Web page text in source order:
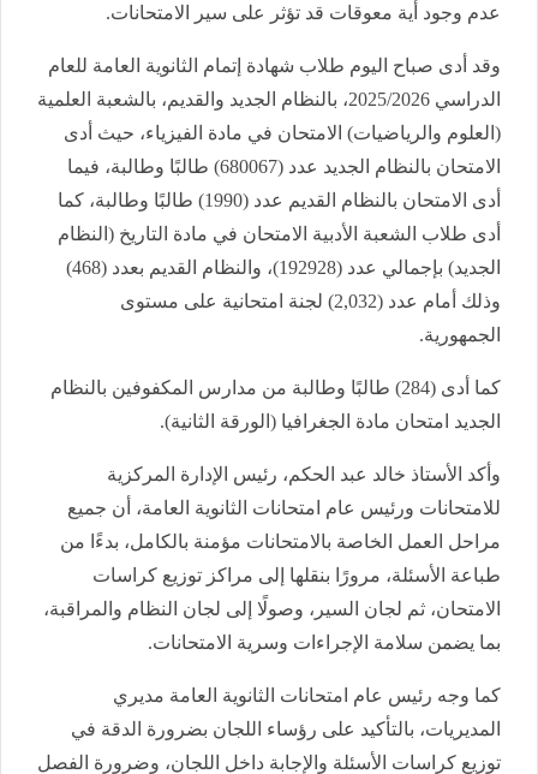
عدم وجود أية معوقات قد تؤثر على سير الامتحانات.
وقد أدى صباح اليوم طلاب شهادة إتمام الثانوية العامة للعام
الدراسي 2025/2026، بالنظام الجديد والقديم، بالشعبة العلمية
(العلوم والرياضيات) الامتحان في مادة الفيزياء، حيث أدى
الامتحان بالنظام الجديد عدد (680067) طالبًا وطالبة، فيما
أدى الامتحان بالنظام القديم عدد (1990) طالبًا وطالبة، كما
أدى طلاب الشعبة الأدبية الامتحان في مادة التاريخ (النظام
الجديد) بإجمالي عدد (192928)، والنظام القديم بعدد (468)
وذلك أمام عدد (2,032) لجنة امتحانية على مستوى
الجمهورية.
كما أدى (284) طالبًا وطالبة من مدارس المكفوفين بالنظام
الجديد امتحان مادة الجغرافيا (الورقة الثانية).
وأكد الأستاذ خالد عبد الحكم، رئيس الإدارة المركزية
للامتحانات ورئيس عام امتحانات الثانوية العامة، أن جميع
مراحل العمل الخاصة بالامتحانات مؤمنة بالكامل، بدءًا من
طباعة الأسئلة، مرورًا بنقلها إلى مراكز توزيع كراسات
الامتحان، ثم لجان السير، وصولًا إلى لجان النظام والمراقبة،
بما يضمن سلامة الإجراءات وسرية الامتحانات.
كما وجه رئيس عام امتحانات الثانوية العامة مديري
المديريات، بالتأكيد على رؤساء اللجان بضرورة الدقة في
توزيع كراسات الأسئلة والإجابة داخل اللجان، وضرورة الفصل